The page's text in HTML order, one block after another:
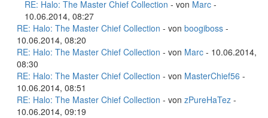
RE: Halo: The Master Chief Collection - von Marc -
10.06.2014, 08:27
RE: Halo: The Master Chief Collection - von boogiboss -
10.06.2014, 08:20
RE: Halo: The Master Chief Collection - von Marc - 10.06.2014,
08:30
RE: Halo: The Master Chief Collection - von MasterChief56 -
10.06.2014, 08:51
RE: Halo: The Master Chief Collection - von zPureHaTez -
10.06.2014, 09:19